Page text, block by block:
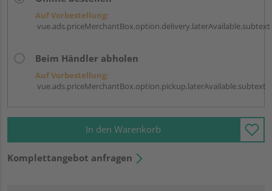
Auf Vorbestellung:
vue.ads.priceMerchantBox.option.delivery.laterAvailable.subtext
Beim Händler abholen
Auf Vorbestellung:
vue.ads.priceMerchantBox.option.pickup.laterAvailable.subtext
In den Warenkorb
Komplettangebot anfragen